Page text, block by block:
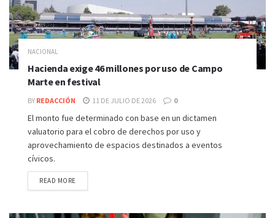
NACIONAL
Hacienda exige 46 millones por uso de Campo
Marte en festival
BY REDACCIÓN 11 DE JULIO DE 2026 0
El monto fue determinado con base en un dictamen
valuatorio para el cobro de derechos por uso y
aprovechamiento de espacios destinados a eventos
cívicos.
READ MORE